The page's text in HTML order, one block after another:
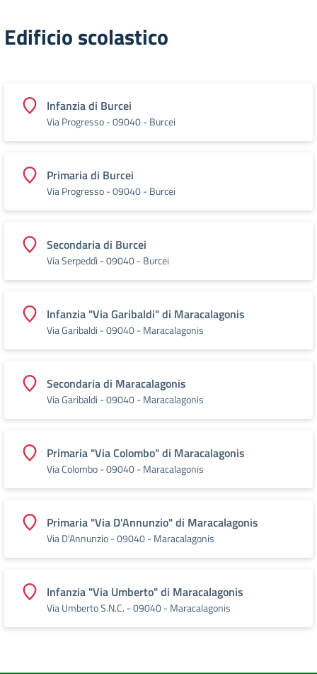
Edificio scolastico
Infanzia di Burcei
Via Progresso - 09040 - Burcei
Primaria di Burcei
Via Progresso - 09040 - Burcei
Secondaria di Burcei
Via Serpeddì - 09040 - Burcei
Infanzia "Via Garibaldi" di Maracalagonis
Via Garibaldi - 09040 - Maracalagonis
Secondaria di Maracalagonis
Via Garibaldi - 09040 - Maracalagonis
Primaria "Via Colombo" di Maracalagonis
Via Colombo - 09040 - Maracalagonis
Primaria "Via D'Annunzio" di Maracalagonis
Via D'Annunzio - 09040 - Maracalagonis
Infanzia "Via Umberto" di Maracalagonis
Via Umberto S.N.C. - 09040 - Maracalagonis